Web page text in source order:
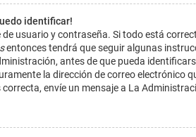
identificar!
usuario y contraseña. Si todo está
entonces tendrá que seguir algunas
antes de que pueda
la dirección de correo
envíe un mensaje a La